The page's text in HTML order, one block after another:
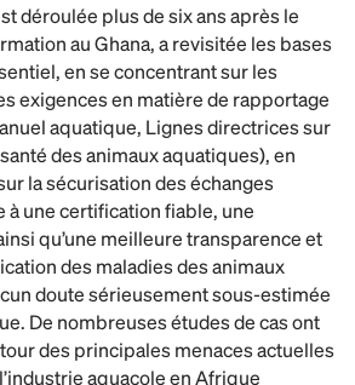
déroulée plus de six ans après le
au Ghana, a revisitée les bases
en se concentrant sur les
exigences en matière de rapportage
aquatique, Lignes directrices sur
des animaux aquatiques), en
la sécurisation des échanges
à une certification fiable, une
qu’une meilleure transparence et
des maladies des animaux
doute sérieusement sous-estimée
De nombreuses études de cas ont
des principales menaces actuelles
aquacole en Afrique